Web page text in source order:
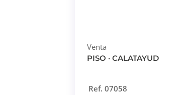
Venta
PISO · CALATAYUD
Ref. 07058